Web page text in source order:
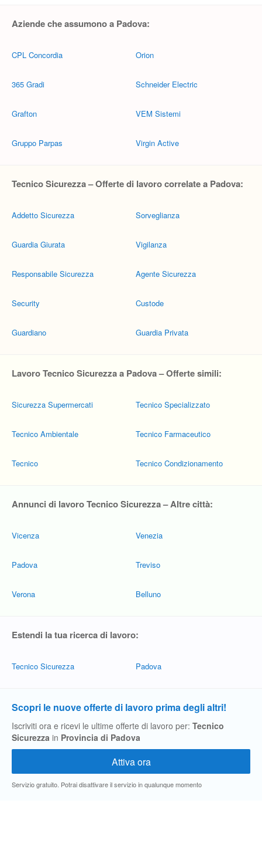
Aziende che assumono a Padova:
CPL Concordia
365 Gradi
Grafton
Gruppo Parpas
Orion
Schneider Electric
VEM Sistemi
Virgin Active
Tecnico Sicurezza – Offerte di lavoro correlate a Padova:
Addetto Sicurezza
Guardia Giurata
Responsabile Sicurezza
Security
Guardiano
Sorveglianza
Vigilanza
Agente Sicurezza
Custode
Guardia Privata
Lavoro Tecnico Sicurezza a Padova – Offerte simili:
Sicurezza Supermercati
Tecnico Ambientale
Tecnico
Tecnico Specializzato
Tecnico Farmaceutico
Tecnico Condizionamento
Annunci di lavoro Tecnico Sicurezza – Altre città:
Vicenza
Padova
Verona
Venezia
Treviso
Belluno
Estendi la tua ricerca di lavoro:
Tecnico Sicurezza Padova
Scopri le nuove offerte di lavoro prima degli altri!
Iscriviti ora e ricevi le ultime offerte di lavoro per: Tecnico
Sicurezza in Provincia di Padova
Servizio gratuito. Potrai disattivare il servizio in qualunque momento